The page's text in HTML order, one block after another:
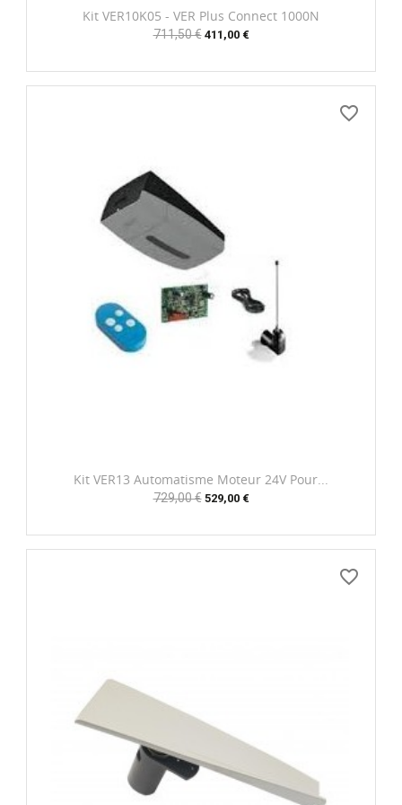
Kit VER10K05 - VER Plus Connect 1000N
Prix
711,50 € Prix
411,00 €
Kit VER13 Automatisme Moteur 24V Pour...
Prix
729,00 € Prix
529,00 €
favorite_border
favorite_border